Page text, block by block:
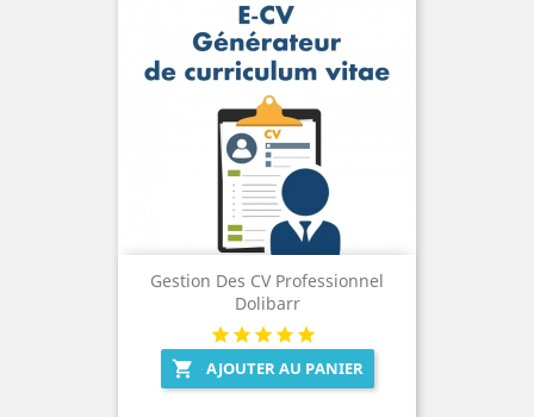
Gestion Des CV Professionnel
Dolibarr
 AJOUTER AU PANIER